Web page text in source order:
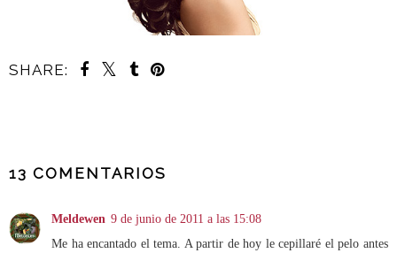
SHARE:
13 COMENTARIOS
Meldewen 9 de junio de 2011 a las 15:08
Me ha encantado el tema. A partir de hoy le cepillaré el pelo antes